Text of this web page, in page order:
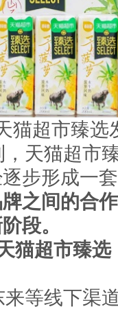
猫超市臻选
天猫超市
步形成一
之间的合
段。
猫超市臻
等线下渠